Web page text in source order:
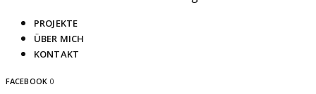
PROJEKTE
ÜBER MICH
KONTAKT
FACEBOOK 0